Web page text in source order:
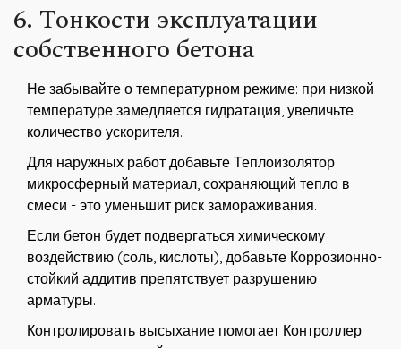
6. Тонкости эксплуатации
собственного бетона
Не забывайте о температурном режиме: при низкой
температуре замедляется гидратация, увеличьте
количество ускорителя.
Для наружных работ добавьте Теплоизолятор
микросферный материал, сохраняющий тепло в
смеси - это уменьшит риск замораживания.
Если бетон будет подвергаться химическому
воздействию (соль, кислоты), добавьте Коррозионно-
стойкий аддитив препятствует разрушению
арматуры.
Контролировать высыхание помогает Контроллер